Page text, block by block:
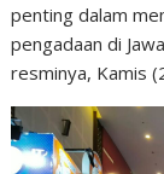
penting dalam
pengadaan di
resminya, Kamis